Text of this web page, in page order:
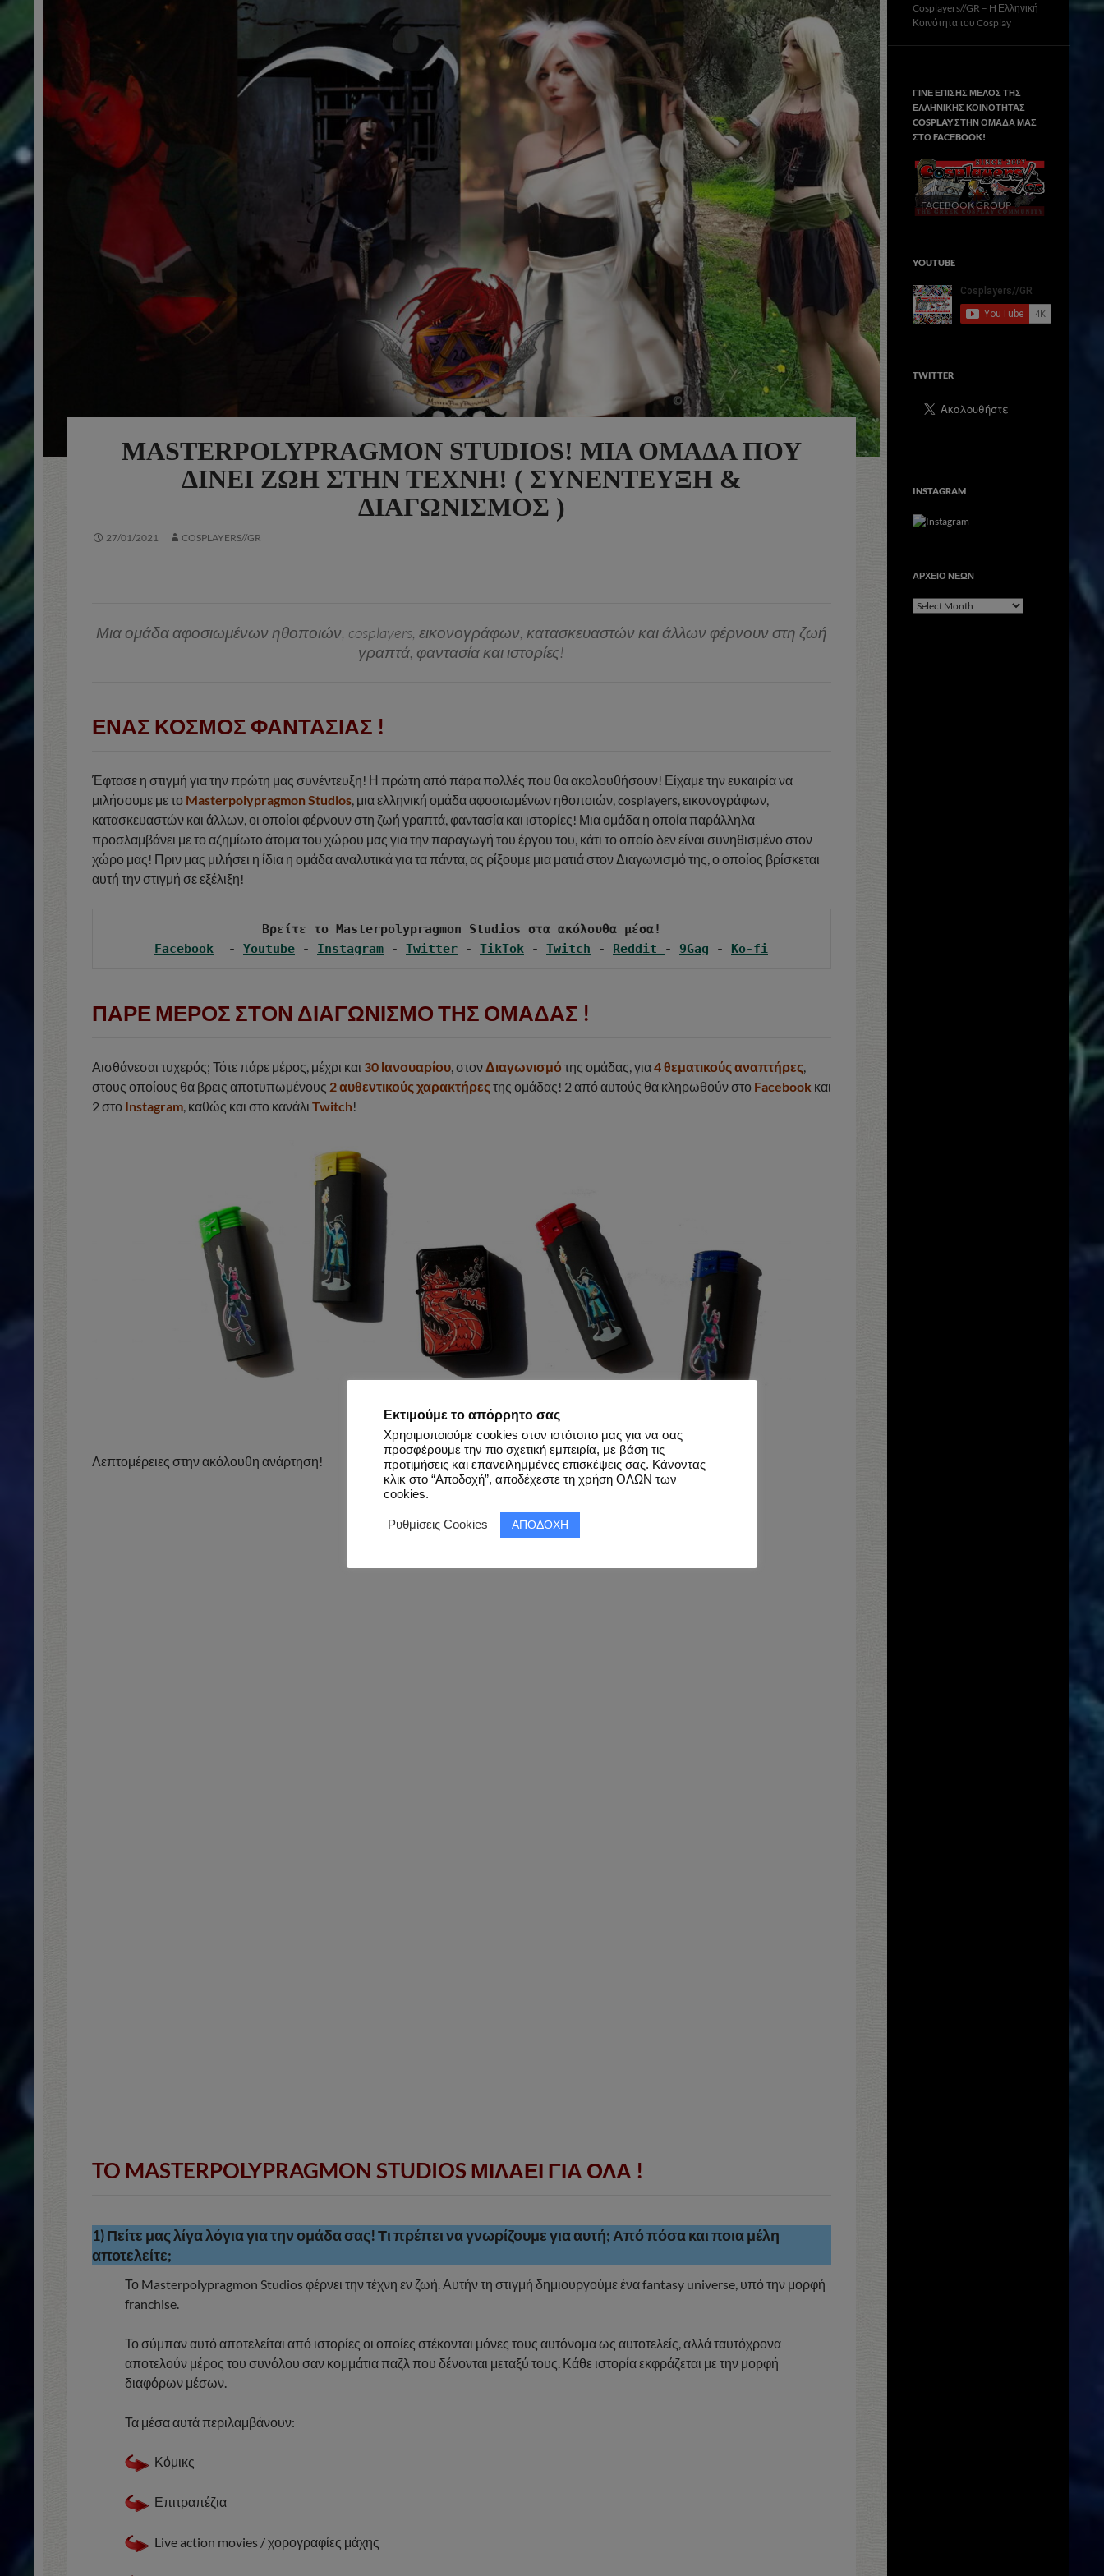
MASTERPOLYPRAGMON STUDIOS! ΜΙΑ ΟΜΆΔΑ ΠΟΥ
ΔΊΝΕΙ ΖΩΉ ΣΤΗΝ ΤΈΧΝΗ! ( ΣΥΝΈΝΤΕΥΞΗ &
ΔΙΑΓΩΝΙΣΜΟΣ )
27/01/2021 COSPLAYERS//GR
Μια ομάδα αφοσιωμένων ηθοποιών, cosplayers, εικονογράφων, κατασκευαστών και άλλων φέρνουν στη ζωή
γραπτά, φαντασία και ιστορίες!
ΕΝΑΣ ΚΟΣΜΟΣ ΦΑΝΤΑΣΙΑΣ !
Έφτασε η στιγμή για την πρώτη μας συνέντευξη! Η πρώτη από πάρα πολλές που θα ακολουθήσουν! Είχαμε την ευκαιρία να
μιλήσουμε με το Masterpolypragmon Studios, μια ελληνική ομάδα αφοσιωμένων ηθοποιών, cosplayers, εικονογράφων,
κατασκευαστών και άλλων, οι οποίοι φέρνουν στη ζωή γραπτά, φαντασία και ιστορίες! Μια ομάδα η οποία παράλληλα
προσλαμβάνει με το αζημίωτο άτομα του χώρου μας για την παραγωγή του έργου του, κάτι το οποίο δεν είναι συνηθισμένο στον
χώρο μας! Πριν μας μιλήσει η ίδια η ομάδα αναλυτικά για τα πάντα, ας ρίξουμε μια ματιά στον Διαγωνισμό της, ο οποίος βρίσκεται
αυτή την στιγμή σε εξέλιξη!
Facebook - Youtube - Instagram - Twitter - TikTok - Twitch - Reddit - 9Gag - Ko-fi
ΠΑΡΕ ΜΕΡΟΣ ΣΤΟΝ ΔΙΑΓΩΝΙΣΜΟ ΤΗΣ ΟΜΑΔΑΣ !
Αισθάνεσαι τυχερός; Τότε πάρε μέρος, μέχρι και 30 Ιανουαρίου, στονΔιαγωνισμό της ομάδας, για4 θεματικούς αναπτήρες,
στους οποίους θα βρεις αποτυπωμένους 2 αυθεντικούς χαρακτήρες της ομάδας! 2 από αυτούς θα κληρωθούν στο Facebook και
2 στο Instagram, καθώς και στο κανάλι Twitch!
Λεπτομέρειες στην ακόλουθη ανάρτηση!
TO MASTERPOLYPRAGMON STUDIOS ΜΙΛΑΕΙ ΓΙΑ ΟΛΑ !
1) Πείτε μας λίγα λόγια για την ομάδα σας! Τι πρέπει να γνωρίζουμε για αυτή; Από πόσα και ποια μέλη
αποτελείτε;
Το Masterpolypragmon Studios φέρνει την τέχνη εν ζωή. Αυτήν τη στιγμή δημιουργούμε ένα fantasy universe, υπό την μορφή
franchise.
Το σύμπαν αυτό αποτελείται από ιστορίες οι οποίες στέκονται μόνες τους αυτόνομα ως αυτοτελείς, αλλά ταυτόχρονα
αποτελούν μέρος του συνόλου σαν κομμάτια παζλ που δένονται μεταξύ τους. Κάθε ιστορία εκφράζεται με την μορφή
διαφόρων μέσων.
Τα μέσα αυτά περιλαμβάνουν:
Κόμικς
Επιτραπέζια
Live action movies / χορογραφίες μάχης
Cosplayers//GR – H Ελληνική
Κοινότητα του Cosplay
ΓΙΝΕ ΕΠΙΣΗΣ ΜΕΛΟΣ ΤΗΣ
ΕΛΛΗΝΙΚΗΣ ΚΟΙΝΟΤΗΤΑΣ
COSPLAY ΣΤΗΝ ΟΜΑΔΑ ΜΑΣ
ΣΤΟ FACΕBOOK!
FACEBOOK GROUP
YOUTUBE
TWITTER
INSTAGRAM
ΑΡΧΕΙΟ ΝΕΩΝ
ΑΡΧΕΙΟ
Εκτιμούμε το απόρρητο σας
Χρησιμοποιούμε cookies στον ιστότοπο μας για να σας
προσφέρουμε την πιο σχετική εμπειρία, με βάση τις
προτιμήσεις και επανειλημμένες επισκέψεις σας. Κάνοντας
κλικ στο “Αποδοχή”, αποδέχεστε τη χρήση ΟΛΩΝ των
cookies.
Ρυθμίσεις Cookies ΑΠΟΔΟΧΗ